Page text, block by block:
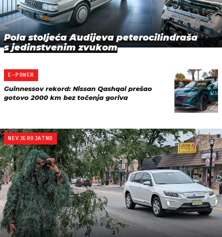
Pola stoljeća Audijeva peterocilindraša
s jedinstvenim zvukom
E-POWER
Guinnessov rekord: Nissan Qashqai prešao
gotovo 2000 km bez točenja goriva
NEVJEROJATNO